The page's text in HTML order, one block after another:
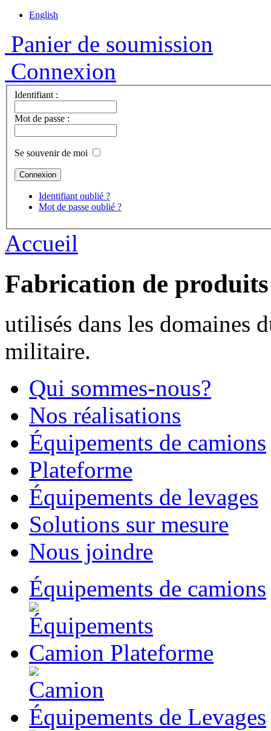
English
Panier de soumission
Connexion
Identifiant :
Mot de passe :
Se souvenir de moi
Identifiant oublié ?
Mot de passe oublié ?
Accueil
Fabrication de
utilisés dans les domaines
militaire.
Qui sommes-nous?
Nos réalisations
Équipements de camions
Plateforme
Équipements de levages
Solutions sur mesure
Nous joindre
Équipements de camions
Camion Plateforme
Équipements de Levages